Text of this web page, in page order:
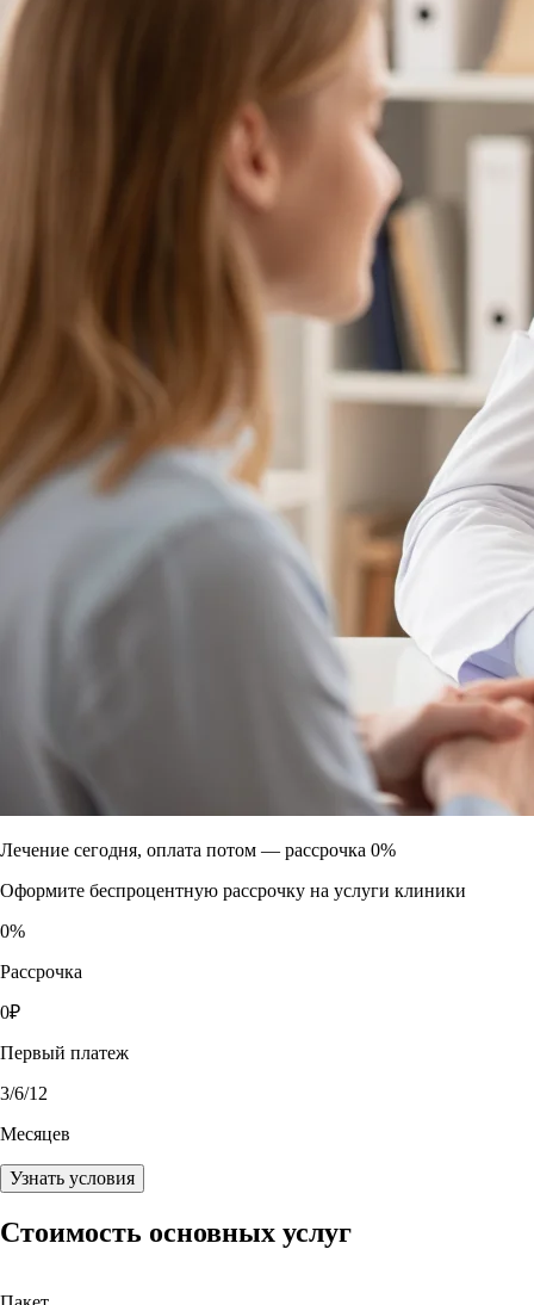
Лечение сегодня, оплата потом — рассрочка 0%
Оформите беспроцентную рассрочку на услуги клиники
0%
Рассрочка
0₽
Первый платеж
3/6/12
Месяцев
Узнать условия
Стоимость основных услуг